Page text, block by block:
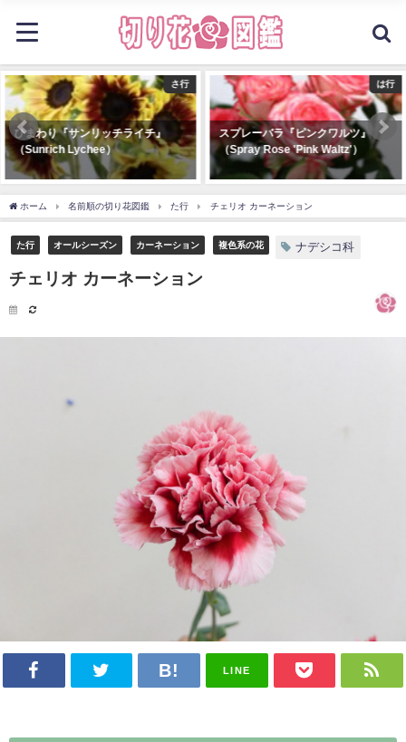
さ行
チ』
は行
スプレーバラ『ピンクワルツ』
（Spray Rose 'Pink Waltz'）
バラ『クリームフレグ
（Rose 'Cream
ホーム 名前順の切り花図鑑 た行 チェリオ カーネーション
た行 オールシーズン カーネーション 複色系の花 ナデシコ科
チェリオ カーネーション
LINE